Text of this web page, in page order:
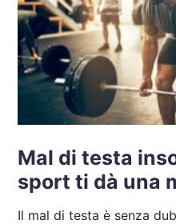
Mal di testa
sport ti dà una
Il mal di testa è senza